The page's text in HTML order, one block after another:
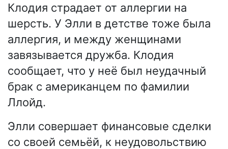
Клодия страдает от аллергии на
шерсть. У Элли в детстве тоже была
аллергия, и между женщинами
завязывается дружба. Клодия
сообщает, что у неё был неудачный
брак с американцем по фамилии
Ллойд.
Элли совершает финансовые сделки
со своей семьёй, к неудовольствию